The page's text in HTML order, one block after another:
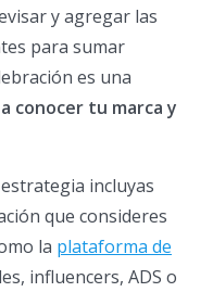
y agregar las
para sumar
es una
conocer tu marca y
incluyas
que consideres
la plataforma de
influencers, ADS o